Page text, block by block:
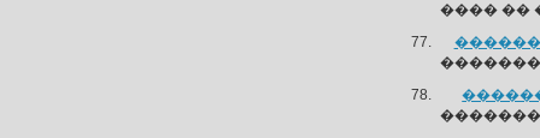
���� ��